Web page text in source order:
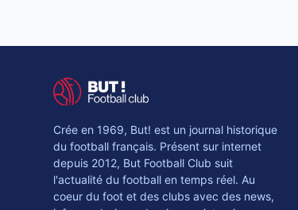
Crée en 1969, But! est un journal historique
du football français. Présent sur internet
depuis 2012, But Football Club suit
l'actualité du football en temps réel. Au
coeur du foot et des clubs avec des news,